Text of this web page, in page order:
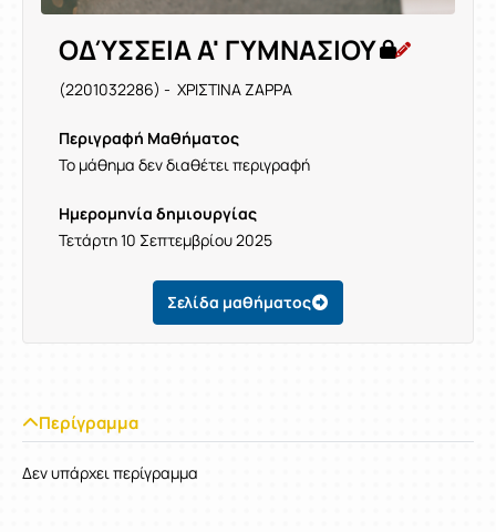
ΟΔΎΣΣΕΙΑ Α' ΓΥΜΝΑΣΙΟΥ
(2201032286) - ΧΡΙΣΤΙΝΑ ΖΑΡΡΑ
Περιγραφή Μαθήματος
Το μάθημα δεν διαθέτει περιγραφή
Ημερομηνία δημιουργίας
Τετάρτη 10 Σεπτεμβρίου 2025
Σελίδα μαθήματος
Περίγραμμα
Δεν υπάρχει περίγραμμα